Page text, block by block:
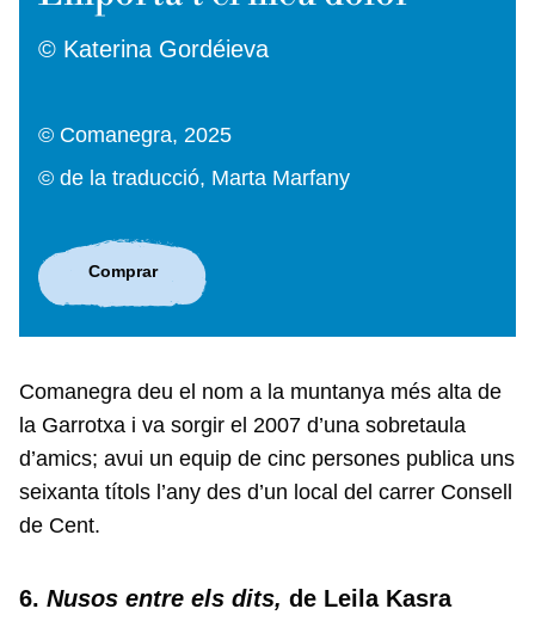
© Katerina Gordéieva
© Comanegra, 2025
© de la traducció, Marta Marfany
Comprar
Comanegra deu el nom a la muntanya més alta de
la Garrotxa i va sorgir el 2007 d’una sobretaula
d’amics; avui un equip de cinc persones publica uns
seixanta títols l’any des d’un local del carrer Consell
de Cent.
6. Nusos entre els dits, de Leila Kasra